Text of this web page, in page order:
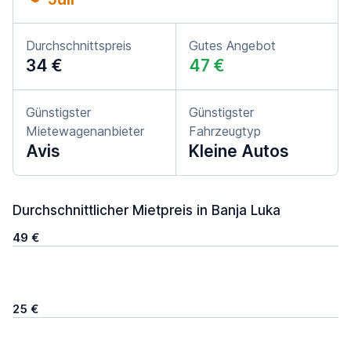
Durchschnittspreis
34 €
Gutes Angebot
47 €
Günstigster
Mietewagenanbieter
Avis
Günstigster
Fahrzeugtyp
Kleine Autos
Durchschnittlicher Mietpreis in Banja Luka
49 €
25 €